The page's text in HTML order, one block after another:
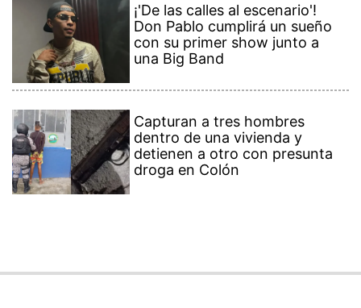
¡'De las calles al escenario'!
Don Pablo cumplirá un sueño
con su primer show junto a
una Big Band
Capturan a tres hombres
dentro de una vivienda y
detienen a otro con presunta
droga en Colón